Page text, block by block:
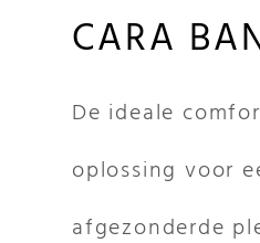
CARA
De ideale
oplossing voor
afgezonderde